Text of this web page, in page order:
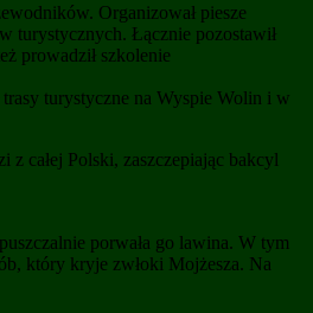
Organizował piesze
turystycznych. Łącznie pozostawił
prowadził szkolenie
turystyczne na Wyspie Wolin i w
z całej Polski, zaszczepiając bakcyl
porwała go lawina. W tym
który kryje zwłoki Mojżesza. Na